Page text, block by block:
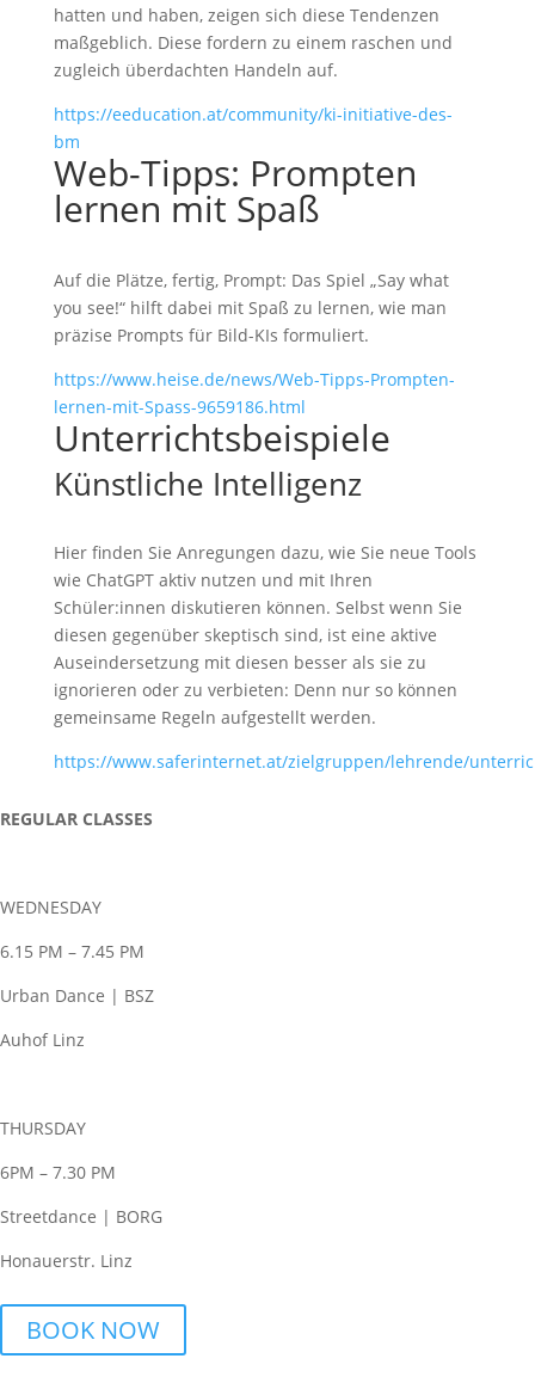
hatten und haben, zeigen sich diese Tendenzen
maßgeblich. Diese fordern zu einem raschen und
zugleich überdachten Handeln auf.
https://eeducation.at/community/ki-initiative-des-
bm
Web-Tipps: Prompten
lernen mit Spaß
Auf die Plätze, fertig, Prompt: Das Spiel „Say what
you see!“ hilft dabei mit Spaß zu lernen, wie man
präzise Prompts für Bild-KIs formuliert.
https://www.heise.de/news/Web-Tipps-Prompten-
lernen-mit-Spass-9659186.html
Unterrichtsbeispiele
Künstliche Intelligenz
Hier finden Sie Anregungen dazu, wie Sie neue Tools
wie ChatGPT aktiv nutzen und mit Ihren
Schüler:innen diskutieren können. Selbst wenn Sie
diesen gegenüber skeptisch sind, ist eine aktive
Auseindersetzung mit diesen besser als sie zu
ignorieren oder zu verbieten: Denn nur so können
gemeinsame Regeln aufgestellt werden.
https://www.saferinternet.at/zielgruppen/lehrende/
REGULAR CLASSES
WEDNESDAY
6.15 PM – 7.45 PM
Urban Dance | BSZ
Auhof Linz
THURSDAY
6PM – 7.30 PM
Streetdance | BORG
Honauerstr. Linz
BOOK NOW